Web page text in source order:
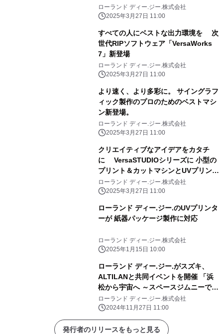
ローランド ディー.ジー.株式会社
2025年3月27日 11:00
すべての人にベストな出力環境を 次
世代RIPソフトウェア「VersaWorks
7」新登場
ローランド ディー.ジー.株式会社
2025年3月27日 11:00
より速く、より多彩に。 サイングラフ
ィック製作のプロのためのベストマシ
ン新登場。
ローランド ディー.ジー.株式会社
2025年3月27日 11:00
クリエイティブなアイデアをカタチ
に VersaSTUDIOシリーズに 小型の
プリント＆カットマシンとUVプリンタ
ーが新登場
ローランド ディー.ジー.株式会社
2025年3月27日 11:00
ローランド ディー.ジー.のUVプリンタ
ーが 紙器パッケージ製作に対応
ローランド ディー.ジー.株式会社
2025年1月15日 10:00
ローランド ディー.ジー.がスズキ、
ALTILANと共同イベントを開催 「浜
松から宇宙へ ～スペースジムニーで飛
びだす宇宙の旅～ 」
ローランド ディー.ジー.株式会社
2024年11月27日 11:00
発行者のリリースをもっと見る